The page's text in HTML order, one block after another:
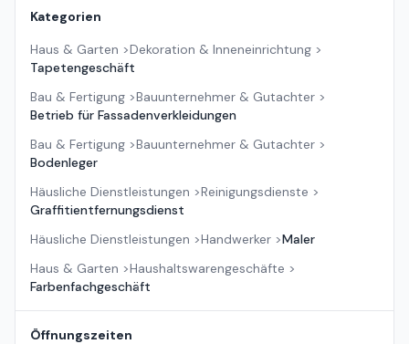
Kategorien
Haus & Garten >Dekoration & Inneneinrichtung >
Tapetengeschäft
Bau & Fertigung >Bauunternehmer & Gutachter >
Betrieb für Fassadenverkleidungen
Bau & Fertigung >Bauunternehmer & Gutachter >
Bodenleger
Häusliche Dienstleistungen >Reinigungsdienste >
Graffitientfernungsdienst
Häusliche Dienstleistungen >Handwerker >Maler
Haus & Garten >Haushaltswarengeschäfte >
Farbenfachgeschäft
Öffnungszeiten